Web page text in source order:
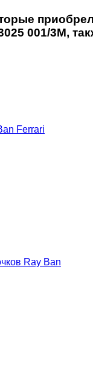
001/3M,
Ferrari
Ray Ban